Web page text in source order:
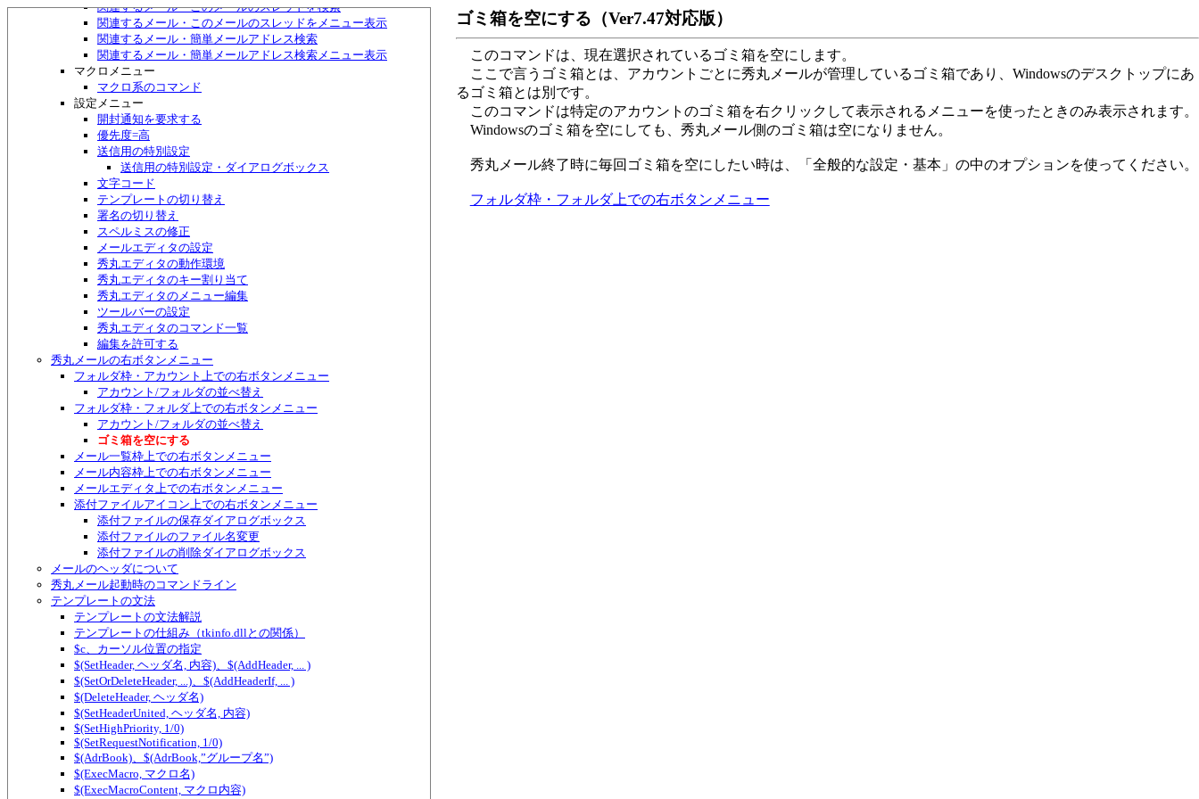
関連するメール・このメールのスレッドを検索
関連するメール・このメールのスレッドをメニュー表示
関連するメール・簡単メールアドレス検索
関連するメール・簡単メールアドレス検索メニュー表示
マクロメニュー
マクロ系のコマンド
設定メニュー
開封通知を要求する
優先度=高
送信用の特別設定
送信用の特別設定・ダイアログボックス
文字コード
テンプレートの切り替え
署名の切り替え
スペルミスの修正
メールエディタの設定
秀丸エディタの動作環境
秀丸エディタのキー割り当て
秀丸エディタのメニュー編集
ツールバーの設定
秀丸エディタのコマンド一覧
編集を許可する
秀丸メールの右ボタンメニュー
フォルダ枠・アカウント上での右ボタンメニュー
アカウント/フォルダの並べ替え
フォルダ枠・フォルダ上での右ボタンメニュー
アカウント/フォルダの並べ替え
ゴミ箱を空にする
メール一覧枠上での右ボタンメニュー
メール内容枠上での右ボタンメニュー
メールエディタ上での右ボタンメニュー
添付ファイルアイコン上での右ボタンメニュー
添付ファイルの保存ダイアログボックス
添付ファイルのファイル名変更
添付ファイルの削除ダイアログボックス
メールのヘッダについて
秀丸メール起動時のコマンドライン
テンプレートの文法
テンプレートの文法解説
テンプレートの仕組み（tkinfo.dllとの関係）
$c、カーソル位置の指定
$(SetHeader, ヘッダ名, 内容)、$(AddHeader, ... )
$(SetOrDeleteHeader, ...)、$(AddHeaderIf, ... )
$(DeleteHeader, ヘッダ名)
$(SetHeaderUnited, ヘッダ名, 内容)
$(SetHighPriority, 1/0)
$(SetRequestNotification, 1/0)
$(AdrBook)、$(AdrBook,”グループ名”)
$(ExecMacro, マクロ名)
$(ExecMacroContent, マクロ内容)
ゴミ箱を空にする（Ver7.47対応版）
このコマンドは、現在選択されているゴミ箱を空にします。
ここで言うゴミ箱とは、アカウントごとに秀丸メールが管理しているゴミ箱であり、Windowsのデスクトップにあ
るゴミ箱とは別です。
このコマンドは特定のアカウントのゴミ箱を右クリックして表示されるメニューを使ったときのみ表示されます。
Windowsのゴミ箱を空にしても、秀丸メール側のゴミ箱は空になりません。
秀丸メール終了時に毎回ゴミ箱を空にしたい時は、「全般的な設定・基本」の中のオプションを使ってください。
フォルダ枠・フォルダ上での右ボタンメニュー